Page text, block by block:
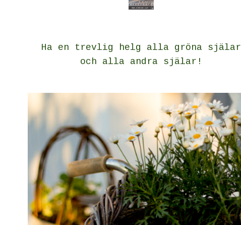
Ha en trevlig helg alla gröna själar
och alla andra själar!